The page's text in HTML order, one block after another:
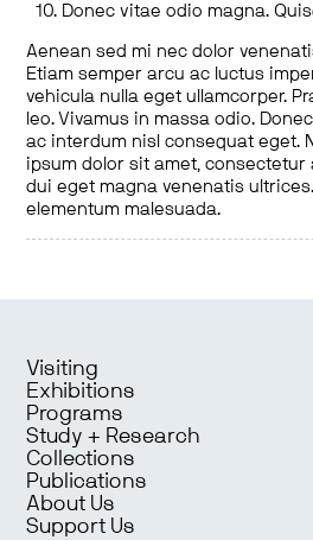
Donec vitae odio magna.
Aenean sed mi nec dolor
Etiam semper arcu ac luctus
vehicula nulla eget ullamcorper.
leo. Vivamus in massa odio.
ac interdum nisl consequat eget.
ipsum dolor sit amet, consectetur
dui eget magna venenatis
elementum malesuada.
Visiting
Exhibitions
Programs
Study + Research
Collections
Publications
About Us
Support Us